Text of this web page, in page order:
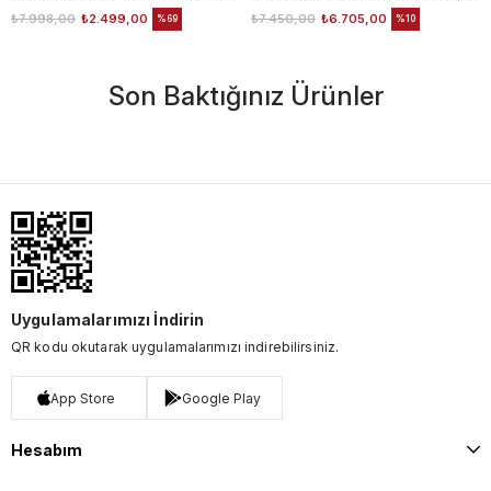
₺2.499,00
₺7.998,00 %69 ₺6.705,00
₺7.450,00 %10
Son Baktığınız Ürünler
Uygulamalarımızı İndirin
QR kodu okutarak uygulamalarımızı indirebilirsiniz.
App Store Google Play
Hesabım